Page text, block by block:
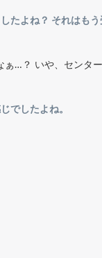
たよね？ それはもう
…？ いや、センタ
でしたよね。